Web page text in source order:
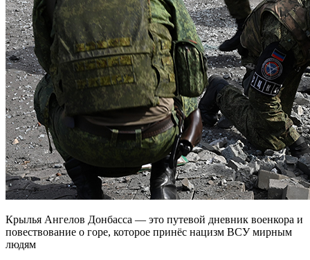
Крылья Ангелов Донбасса — это путевой дневник военкора и
повествование о горе, которое принёс нацизм ВСУ мирным
людям